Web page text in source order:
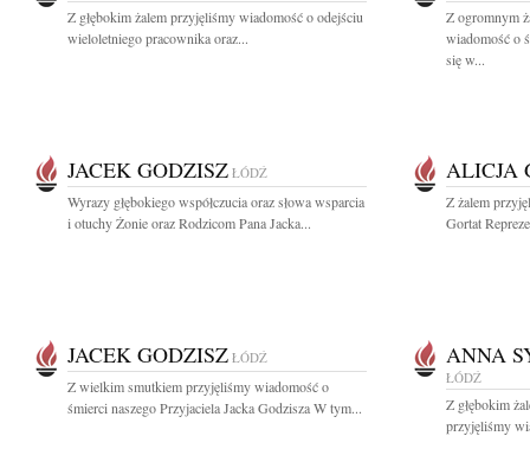
Z głębokim żalem przyjęliśmy wiadomość o odejściu
wieloletniego pracownika oraz...
Z ogromnym
wiadomość o
się w...
JACEK GODZISZ ŁÓDŹ
Wyrazy głębokiego współczucia oraz słowa wsparcia
i otuchy Żonie oraz Rodzicom Pana Jacka...
ALICJA
Z żalem
Gortat
JACEK GODZISZ ŁÓDŹ
Z wielkim smutkiem przyjęliśmy wiadomość o
śmierci naszego Przyjaciela Jacka Godzisza W tym...
ANNA
ŁÓDŹ
Z głębokim
przyjęliśmy